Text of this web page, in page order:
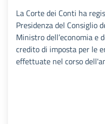
La Corte dei Conti ha
Presidenza del Consiglio
Ministro dell’economia e
credito di imposta per le
effettuate nel corso